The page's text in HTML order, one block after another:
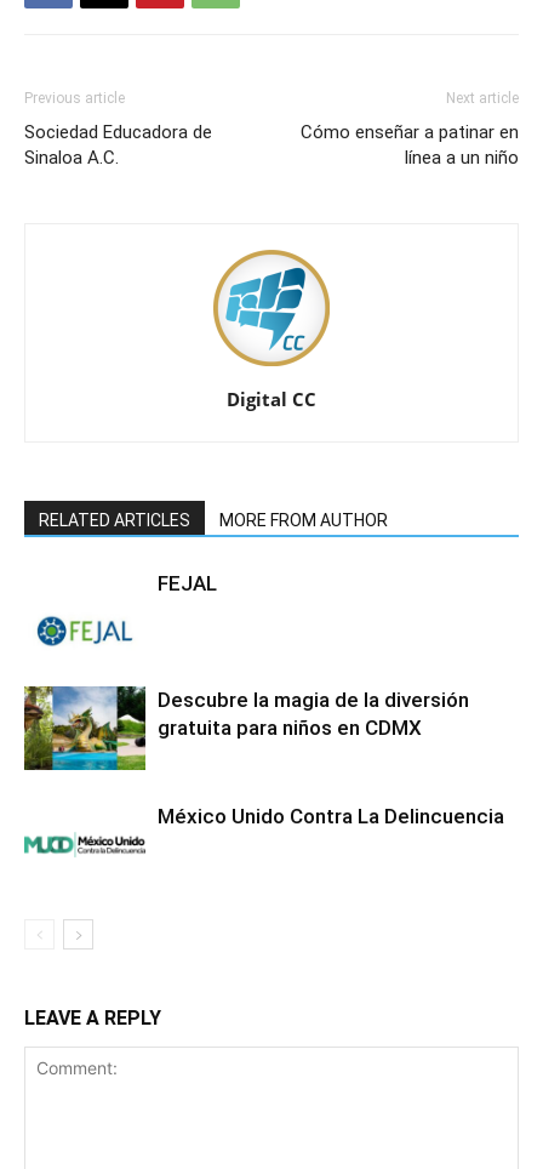
Previous article
Sociedad Educadora de
Sinaloa A.C.
Next article
Cómo enseñar a patinar en
línea a un niño
Digital CC
RELATED ARTICLES MORE FROM AUTHOR
FEJAL
Descubre la magia de la diversión
gratuita para niños en CDMX
México Unido Contra La Delincuencia
LEAVE A REPLY